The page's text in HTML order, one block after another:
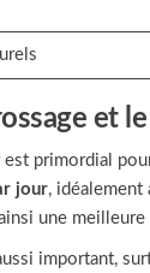
et
est primordial
jour, idéalement
une
important,